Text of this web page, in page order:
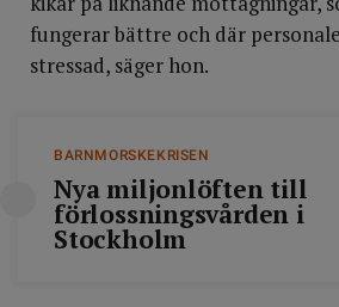
fungerar bättre och där
stressad, säger hon.
BARNMORSKEKRISEN
Nya miljonlöften till
förlossningsvården i
Stockholm